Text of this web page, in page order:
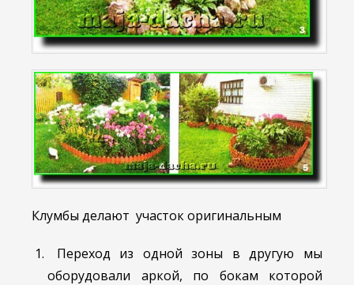
Клумбы делают участок оригинальным
Переход из одной зоны в другую мы
оборудовали аркой, по бокам которой